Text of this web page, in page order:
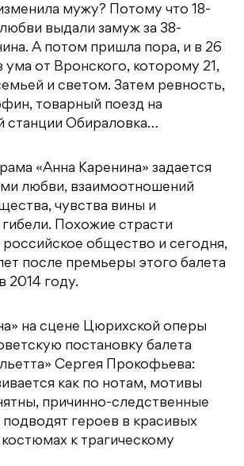
мужу? Потому что 18-
выдали замуж за 38-
А потом пришла пора, и в 26
ума от Вронского, которому 21,
и светом. Затем ревность,
товарный поезд на
станции Обираловка…
«Анна Каренина» задается
любви, взаимоотношений
чувства вины и
Похожие страсти
российское общество и сегодня,
после премьеры этого балета
2014 году.
на сцене Цюрихской оперы
постановку балета
Сергея Прокофьева:
как по нотам, мотивы
причинно-следственные
подводят героев в красивых
к трагическому